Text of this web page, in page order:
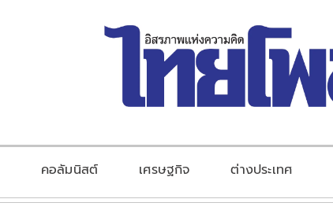
คอลัมนิสต์ เศรษฐกิจ ต่างประเทศ